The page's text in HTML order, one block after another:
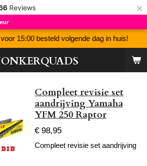
Reviews ×
15:00 besteld volgende dag in huis!
Compleet revisie set
aandrijving Yamaha
YFM 250 Raptor
€ 98,95
Compleet revisie set aandrijving